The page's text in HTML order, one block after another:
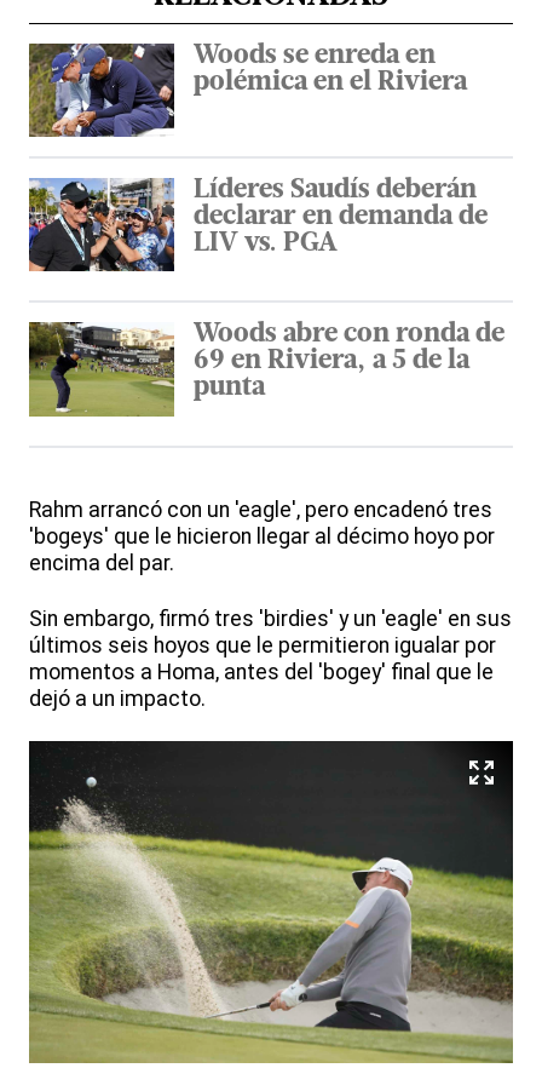
Woods se enreda en
polémica en el Riviera
Líderes Saudís deberán
declarar en demanda de
LIV vs. PGA
Woods abre con ronda de
69 en Riviera, a 5 de la
punta
Rahm arrancó con un 'eagle', pero encadenó tres
'bogeys' que le hicieron llegar al décimo hoyo por
encima del par.
Sin embargo, firmó tres 'birdies' y un 'eagle' en sus
últimos seis hoyos que le permitieron igualar por
momentos a Homa, antes del 'bogey' final que le
dejó a un impacto.